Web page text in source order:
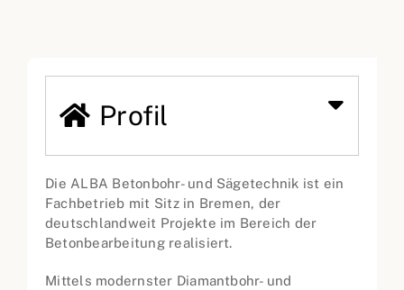
Profil
Die ALBA Betonbohr- und Sägetechnik ist ein
Fachbetrieb mit Sitz in Bremen, der
deutschlandweit Projekte im Bereich der
Betonbearbeitung realisiert.
Mittels modernster Diamantbohr- und